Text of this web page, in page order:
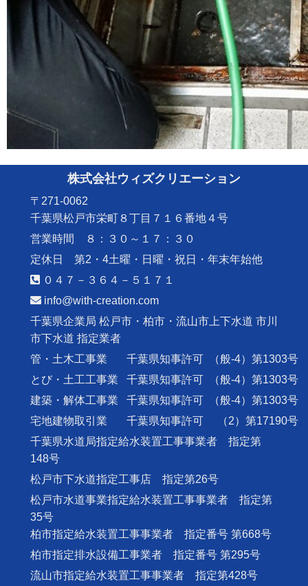
株式会社ウィズクリエーション
〒271-0062
千葉県松戸市栄町８丁目７１６番地４号
営業時間 ８：３０～１７：３０
定休日 第2・4土曜・日曜・祝日・年末年始他
０４７－３６４－５１７１
info@with-creation.com
千葉県企業局 松戸市・柏市・流山市上下水道 市川
市下水道 指定業者
管・土木工事業
千葉県知事許可
（般-4）第1303号
とび・土工工事業
千葉県知事許可
（般-4）第1303号
建築・解体工事業
千葉県知事許可
（般-4）第1303号
宅地建物取引業
千葉県知事許可
（2）第17190号
千葉県水道局指定給水装置工事事業者 指定第
148号
松戸市下水道指定工事店 指定第26号
松戸市水道事業指定給水装置工事事業者 指定第
35号
柏市指定給水装置工事事業者 指定番号 第668号
柏市指定排水設備工事業者 指定番号 第295号
流山市指定給水装置工事事業者 指定第428号